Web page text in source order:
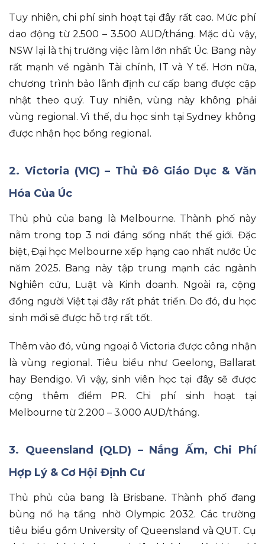
Tuy nhiên, chi phí sinh hoạt tại đây rất cao. Mức phí
dao động từ 2.500 – 3.500 AUD/tháng. Mặc dù vậy,
NSW lại là thị trường việc làm lớn nhất Úc. Bang này
rất mạnh về ngành Tài chính, IT và Y tế. Hơn nữa,
chương trình bảo lãnh định cư cấp bang được cập
nhật theo quý. Tuy nhiên, vùng này không phải
vùng regional .Vì thế, du học sinh tại Sydney không
được nhận học bổng regional .
2. Victoria (VIC) – Thủ Đô Giáo Dục & Văn
Hóa Của Úc
Thủ phủ của bang là Melbourne. Thành phố này
nằm trong top 3 nơi đáng sống nhất thế giới.Đặc
biệt, Đại học Melbourne xếp hạng cao nhất nước Úc
năm 2025. Bang này tập trung mạnh các ngành
Nghiên cứu, Luật và Kinh doanh. Ngoài ra, cộng
đồng người Việt tại đây rất phát triển. Do đó, du học
sinh mới sẽ được hỗ trợ rất tốt.
Thêm vào đó, vùng ngoại ô Victoria được công nhận
là vùng regional . Tiêu biểu như Geelong, Ballarat
hay Bendigo.Vì vậy, sinh viên học tại đây sẽ được
cộng thêm điểm PR. Chi phí sinh hoạt tại
Melbourne từ 2.200 – 3.000 AUD/tháng.
3. Queensland (QLD) – Nắng Ấm, Chi Phí
Hợp Lý & Cơ Hội Định Cư
Thủ phủ của bang là Brisbane. Thành phố đang
bùng nổ hạ tầng nhờ Olympic 2032. Các trường
tiêu biểu gồm University of Queensland và QUT. Cụ